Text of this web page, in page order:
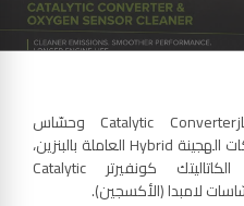
منظّف Wynn’s للمحوّل الحفّازCatalytic Converter وحسّاس
الأكسجين لمحركات البنزين والمحركات الهجينة Hybrid العاملة بالبنزين،
يعمل على تحسين كفاءة الكاتاليتك كونفيرتر Catalytic